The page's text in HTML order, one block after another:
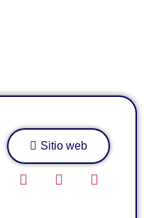
Sitio web